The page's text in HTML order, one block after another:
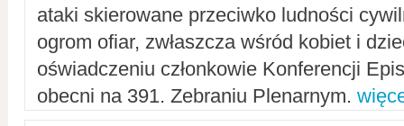
ataki skierowane przeciwko ludności
ogrom ofiar, zwłaszcza wśród kobiet i
oświadczeniu członkowie Konferencji
obecni na 391. Zebraniu Plenarnym.